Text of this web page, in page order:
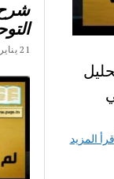
المزيد
21 يناير، 2026